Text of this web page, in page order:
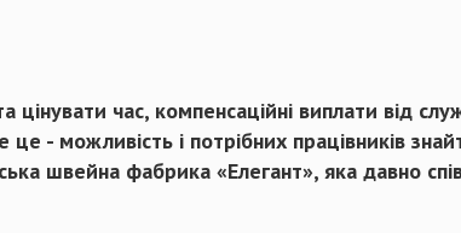
час, компенсаційні виплати від
- можливість і потрібних працівників
швейна фабрика «Елегант», яка давно